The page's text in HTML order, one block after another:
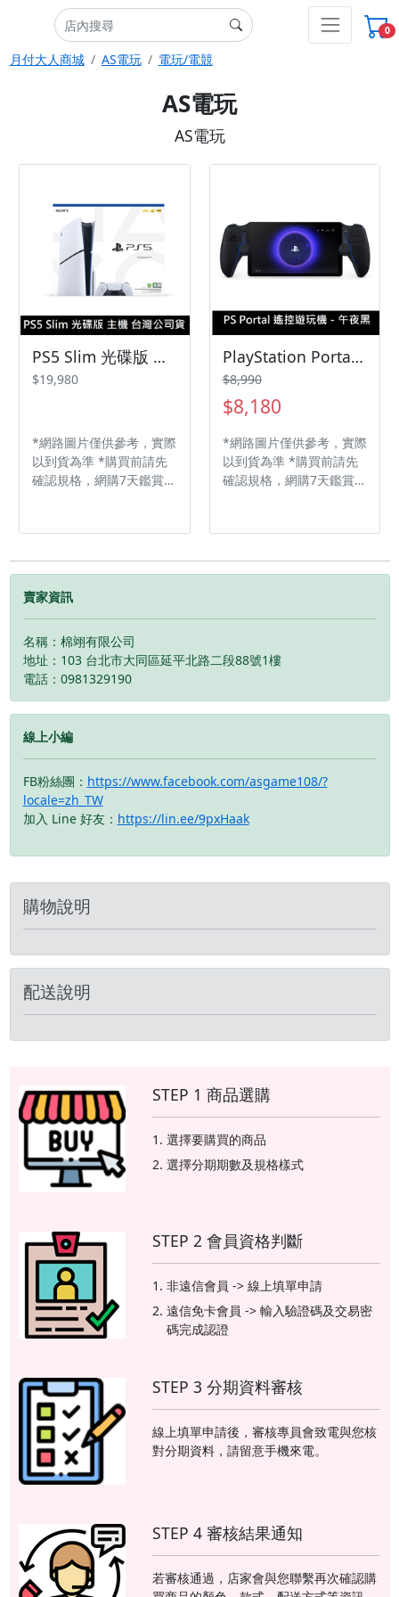
0
月付大人商城 AS電玩 電玩/電競
AS電玩
AS電玩
PS5 Slim 光碟版 主機 台灣公司貨
$19,980
*網路圖片僅供參考，實際
以到貨為準 *購買前請先
確認規格，網購7天鑑賞期
光碟版型號為CFI-
PlayStation 5 相比，新款
薄型化機型體積減少了
四片獨立面板，頂部採用
亮面外觀，底部則仍保持
霧面設計。 內部儲存空間
由既有的 825GB 擴充為
間。此外，前方的 USB 連
接埠則從現行的 Type-A
與 Type-C 各一組改為
Type-C 兩組，不過其中一
組仍維持 USB 2.0 的規
PlayStation Portal 遙控遊玩機 午夜黑 台灣公司貨
$8,990
$8,180
*網路圖片僅供參考，實際
以到貨為準 *購買前請先
確認規格，網購7天鑑賞期
◆適用於 PS5®主機 ◆8
60FPS 1080p 解析度 ◆
賣家資訊
名稱：棉翊有限公司
地址：103 台北市大同區延平北路二段88號1樓
電話：0981329190
線上小編
FB粉絲團： https://www.facebook.com/asgame108/?
locale=zh_TW
加入 Line 好友： https://lin.ee/9pxHaak
購物說明
配送說明
STEP 1 商品選購
選擇要購買的商品
選擇分期期數及規格樣式
STEP 2 會員資格判斷
非遠信會員 -> 線上填單申請
遠信免卡會員 -> 輸入驗證碼及交易密
碼完成認證
STEP 3 分期資料審核
線上填單申請後，審核專員會致電與您核
對分期資料，請留意手機來電。
STEP 4 審核結果通知
若審核通過，店家會與您聯繫再次確認購